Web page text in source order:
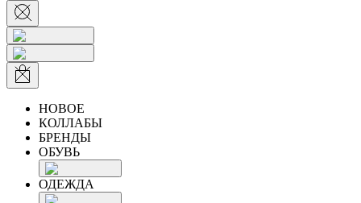
НОВОЕ
КОЛЛАБЫ
БРЕНДЫ
ОБУВЬ
ОДЕЖДА